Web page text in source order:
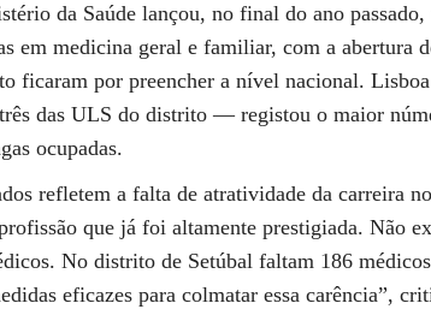
da Saúde lançou, no final do ano passado,
em medicina geral e familiar, com a abertura
ficaram por preencher a nível nacional.
das ULS do distrito — registou o maior
ocupadas.
refletem a falta de atratividade da carreira
que já foi altamente prestigiada. Não
No distrito de Setúbal faltam 186
eficazes para colmatar essa carência”,